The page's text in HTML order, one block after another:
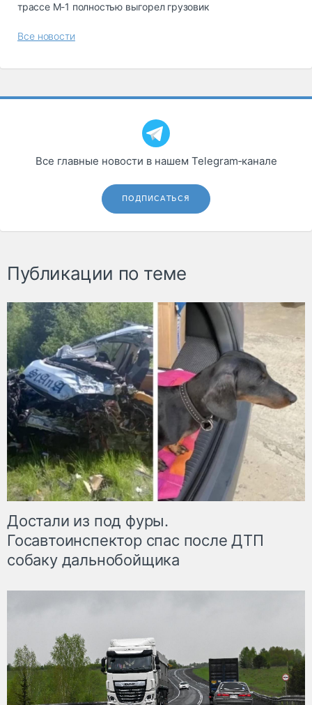
трассе М-1 полностью выгорел грузовик
Все новости
Все главные новости в нашем Telegram‑канале
ПОДПИСАТЬСЯ
Публикации по теме
Достали из под фуры.
Госавтоинспектор спас после ДТП
собаку дальнобойщика